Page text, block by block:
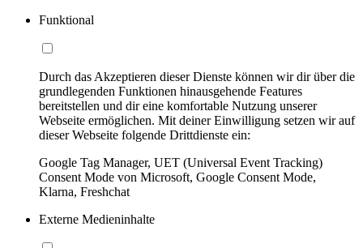
Funktional
Durch das Akzeptieren dieser Dienste können wir dir über die
grundlegenden Funktionen hinausgehende Features
bereitstellen und dir eine komfortable Nutzung unserer
Webseite ermöglichen. Mit deiner Einwilligung setzen wir auf
dieser Webseite folgende Drittdienste ein:
Google Tag Manager, UET (Universal Event Tracking)
Consent Mode von Microsoft, Google Consent Mode,
Klarna, Freshchat
Externe Medieninhalte